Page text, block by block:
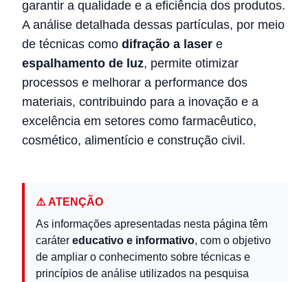
garantir a qualidade e a eficiência dos produtos.
A análise detalhada dessas partículas, por meio
de técnicas como difração a laser e
espalhamento de luz, permite otimizar
processos e melhorar a performance dos
materiais, contribuindo para a inovação e a
excelência em setores como farmacêutico,
cosmético, alimentício e construção civil.
⚠️ ATENÇÃO
As informações apresentadas nesta página têm
caráter educativo e informativo, com o objetivo
de ampliar o conhecimento sobre técnicas e
princípios de análise utilizados na pesquisa